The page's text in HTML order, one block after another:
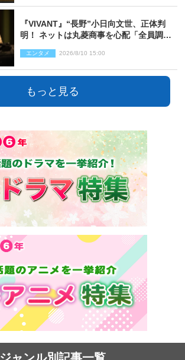
開幕
『VIVANT』“長野”小日向文世、正体判
明！ ネットは丸菱商事を心配「全員調べ
エンタメ 2026/8/10 15:00
もっと見る